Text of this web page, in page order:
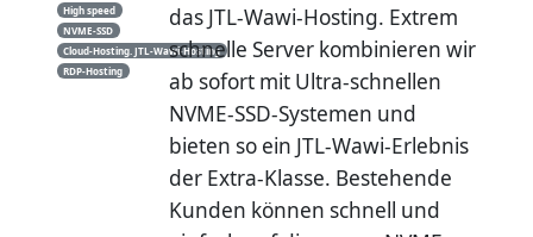
High speed
NVME-SSD
Cloud-Hosting. JTL-Wawi-Hosting
RDP-Hosting
das JTL-Wawi-Hosting. Extrem
schnelle Server kombinieren wir
ab sofort mit Ultra-schnellen
NVME-SSD-Systemen und
bieten so ein JTL-Wawi-Erlebnis
der Extra-Klasse. Bestehende
Kunden können schnell und